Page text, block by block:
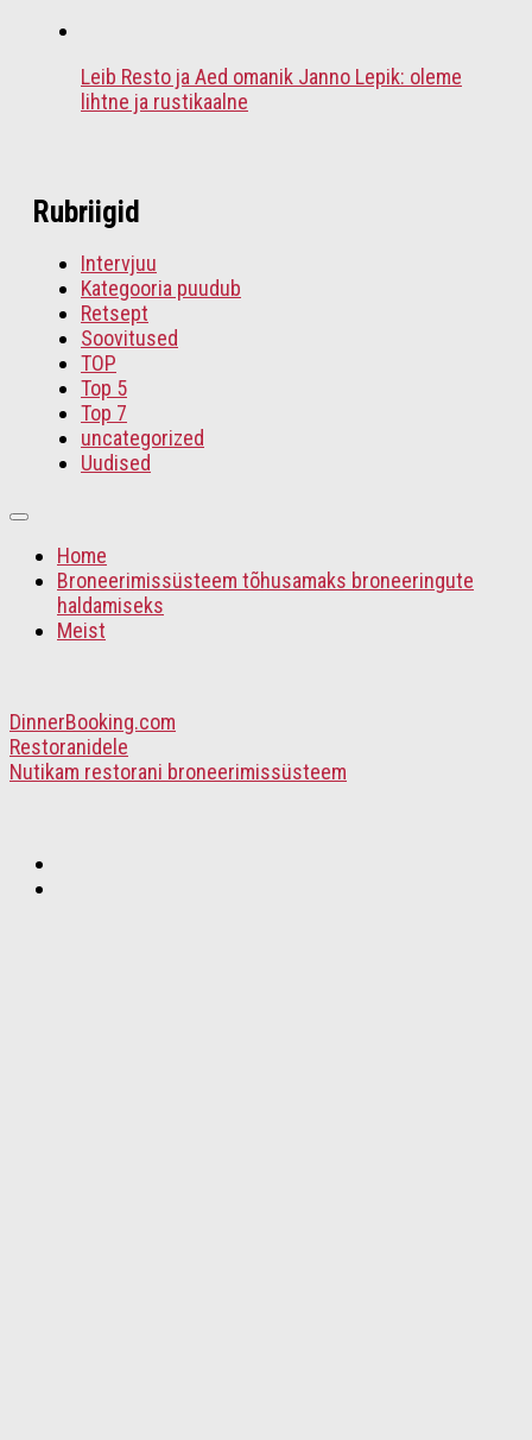
Leib Resto ja Aed omanik Janno Lepik: oleme
lihtne ja rustikaalne
Rubriigid
Intervjuu
Kategooria puudub
Retsept
Soovitused
TOP
Top 5
Top 7
uncategorized
Uudised
Home
Broneerimissüsteem tõhusamaks broneeringute
haldamiseks
Meist
DinnerBooking.com
Restoranidele
Nutikam restorani broneerimissüsteem